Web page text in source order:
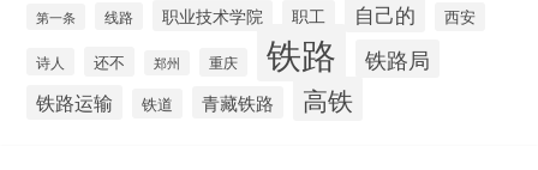
第一条 线路 职业技术学院 职工 自己的 西安
诗人 还不 郑州 重庆 铁路 铁路局
铁路运输 铁道 青藏铁路 高铁